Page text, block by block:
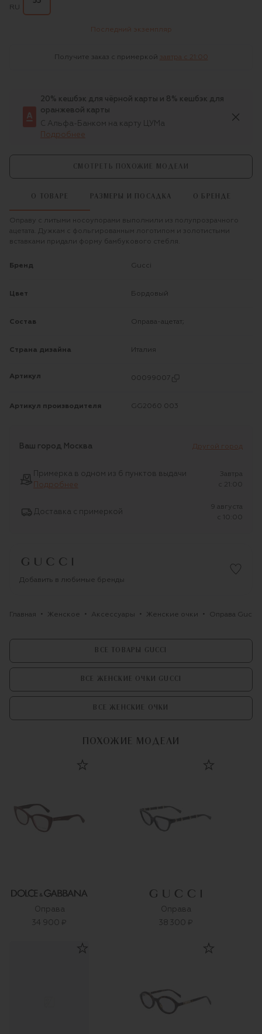
RU
Последний экземпляр
Получите заказ с примеркой завтра c 21:00
20% кешбэк для чёрной карты и 8% кешбэк для
оранжевой карты
С Альфа-Банком на карту ЦУМа
Подробнее
СМОТРЕТЬ ПОХОЖИЕ МОДЕЛИ
О ТОВАРЕ РАЗМЕРЫ И ПОСАДКА О БРЕНДЕ
Оправу с литыми носоупорами выполнили из полупрозрачного
ацетата. Дужкам с фольгированным логотипом и золотистыми
вставками придали форму бамбукового стебля.
Бренд Gucci
Цвет Бордовый
Состав Оправа-ацетат;
Страна дизайна Италия
Артикул 00099007
Артикул производителя GG2060 003
Ваш город Москва Другой город
Примерка в одном из 6 пунктов выдачи
Подробнее
Завтра
c 21:00
Доставка с примеркой
9 августа
c 10:00
Добавить в любимые бренды
Главная Женское Аксессуары Женские очки Оправа Gucci
ВСЕ ТОВАРЫ GUCCI
ВСЕ ЖЕНСКИЕ ОЧКИ GUCCI
ВСЕ ЖЕНСКИЕ ОЧКИ
ПОХОЖИЕ МОДЕЛИ
Оправа
34 900 ₽
Оправа
38 300 ₽